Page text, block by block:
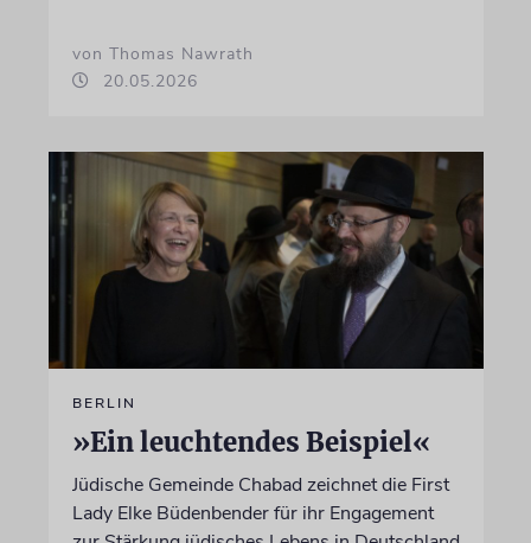
von Thomas Nawrath
20.05.2026
BERLIN
»Ein leuchtendes Beispiel«
Jüdische Gemeinde Chabad zeichnet die First
Lady Elke Büdenbender für ihr Engagement